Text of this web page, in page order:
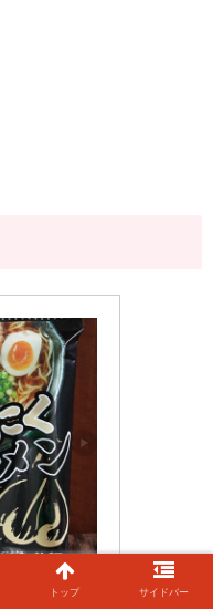
黒にんに
トップ サイドバー